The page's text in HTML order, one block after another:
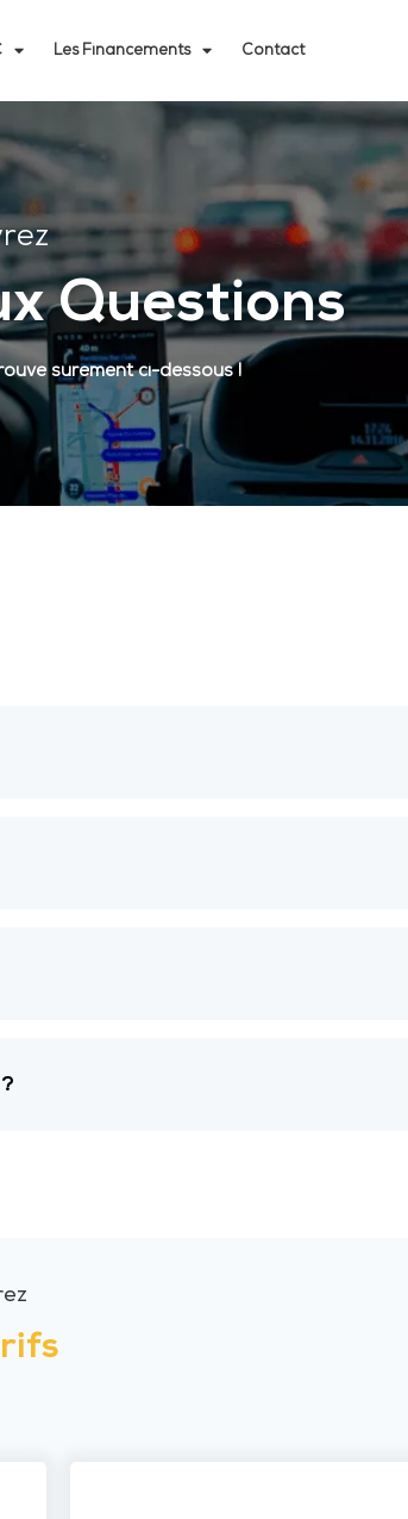
Les Financements Contact
Questions
surement ci-dessous !